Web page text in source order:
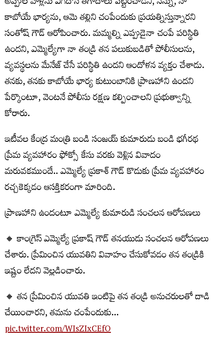
కాబోయే భార్యను, ఆమె తల్లిని చంపేందుకు ప్రయత్నిస్తున్నారని
సంతోష్ గౌడ్ ఆరోపించారు. మమ్మల్ని ఎప్పుడైనా చంపే పరిస్థితి
ఉందని, ఎమ్మెల్యేగా నా తండ్రి తన పలుకుబడితో పోలీసులను,
వ్యవస్థలను మేనేజ్ చేసే పరిస్థితి ఉందని ఆందోళన వ్యక్తం చేశాడు.
తనకు, తనకు కాబోయే భార్య కుటుంబానికి ప్రాణహాని ఉందని
పేర్కొంటూ, వెంటనే పోలీసు రక్షణ కల్పించాలని ప్రభుత్వాన్ని
కోరారు.
ఇటీవల కేంద్ర మంత్రి బండి సంజయ్ కుమారుడు బండి భగీరథ
ప్రేమ వ్యవహారం ఫోక్సో కేసు వరకు వెళ్లిన వివాదం
మరువకముందే.. ఎమ్మెల్యే ప్రకాశ్ గౌడ్ కొడుకు ప్రేమ వ్యవహారం
రచ్చకెక్కడం ఆసక్తికరంగా మారింది.
ప్రాణహాని ఉందంటూ ఎమ్మెల్యే కుమారుడి సంచలన ఆరోపణలు
🔸 కాంగ్రెస్ ఎమ్మెల్యే ప్రకాష్ గౌడ్ తనయుడు సంచలన ఆరోపణలు
చేశారు. ప్రేమించిన యువతిని వివాహం చేసుకోవడం తన తండ్రికి
ఇష్టం లేదని వెల్లడించారు.
🔸 తన ప్రేమించిన యువతి ఇంటిపై తన తండ్రి అనుచరులతో దాడి
చేయించారని, తమను చంపేందుకు…
pic.twitter.com/WIsZIxCEfO